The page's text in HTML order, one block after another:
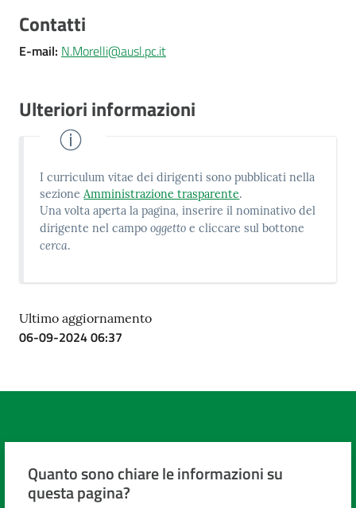
Contatti
E-mail: N.Morelli@ausl.pc.it
Ulteriori informazioni
I curriculum vitae dei dirigenti sono pubblicati nella
sezioneAmministrazione trasparente.
Una volta aperta la pagina, inserire il nominativo del
dirigente nel campooggetto e cliccare sul bottone
cerca.
Ultimo aggiornamento
06-09-2024 06:37
Quanto sono chiare le informazioni su
questa pagina?